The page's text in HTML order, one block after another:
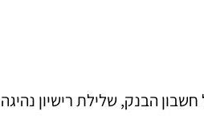
הבנק, שלילת רישיון נהיגה